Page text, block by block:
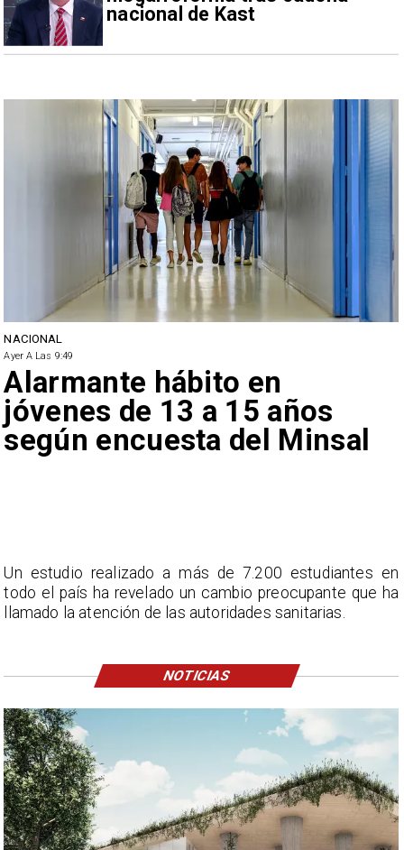
nacional de Kast
NACIONAL
Ayer A Las 9:49
Alarmante hábito en
jóvenes de 13 a 15 años
según encuesta del Minsal
Un estudio realizado a más de 7.200 estudiantes en
todo el país ha revelado un cambio preocupante que ha
llamado la atención de las autoridades sanitarias.
NOTICIAS